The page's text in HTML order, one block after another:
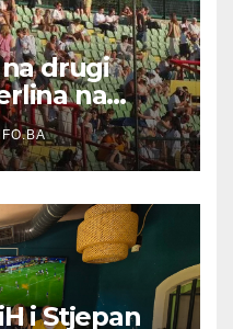
drugi
na
i Stjepan